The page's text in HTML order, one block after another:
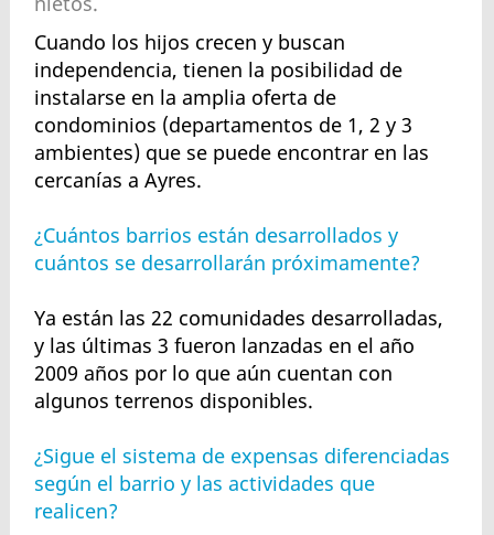
Cuando los hijos crecen y buscan
independencia, tienen la posibilidad de
instalarse en la amplia oferta de
condominios (departamentos de 1, 2 y 3
ambientes) que se puede encontrar en las
cercanías a Ayres.
¿Cuántos barrios están desarrollados y
cuántos se desarrollarán próximamente?
Ya están las 22 comunidades desarrolladas,
y las últimas 3 fueron lanzadas en el año
2009 años por lo que aún cuentan con
algunos terrenos disponibles.
¿Sigue el sistema de expensas diferenciadas
según el barrio y las actividades que
realicen?